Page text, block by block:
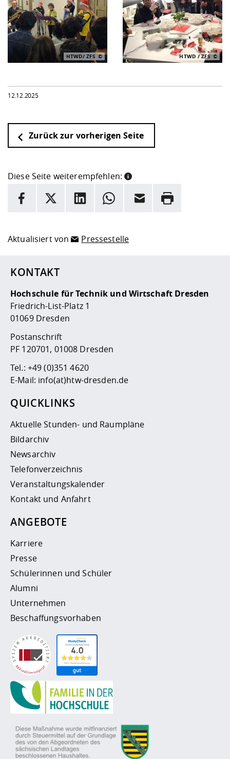
HTWD/ ZFS HTWD / ZFS
12.12.2025
Zurück zur vorherigen Seite
Diese Seite weiterempfehlen:
INFORMATION
Hier stehen weitere Informationen und ein Link zur
Facebook
X LinkedInWhatsappE-Mail Drucken
Aktualisiert von Pressestelle
KONTAKT
Hochschule für Technik und Wirtschaft Dresden
Friedrich-List-Platz 1
01069 Dresden
Postanschrift
PF 120701, 01008 Dresden
Tel.: +49 (0)351 4620
E-Mail: info(at)htw-dresden.de
QUICKLINKS
Aktuelle Stunden- und Raumpläne
Bildarchiv
Newsarchiv
Telefonverzeichnis
Veranstaltungskalender
Kontakt und Anfahrt
ANGEBOTE
Karriere
Presse
Schülerinnen und Schüler
Alumni
Unternehmen
Beschaffungsvorhaben